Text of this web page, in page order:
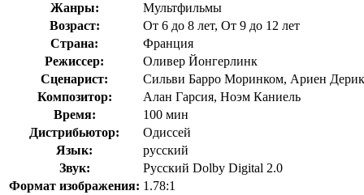
Жанры:
Мультфильмы
Возраст:
От 6 до 8 лет, От 9 до 12 лет
Страна:
Франция
Режиссер:
Оливер Йонгерлинк
Сценарист:
Сильви Барро Моринком, Ариен
Композитор:
Алан Гарсия, Ноэм Каниель
Время:
100 мин
Дистрибьютор:
Одиссей
Язык:
русский
Звук:
Русский Dolby Digital 2.0
Формат изображения: 1.78:1